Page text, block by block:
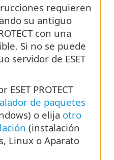
requieren
su antiguo
con una
Si no se puede
servidor de ESET
PROTECT
de paquetes
o elija otro
(instalación
Linux o Aparato